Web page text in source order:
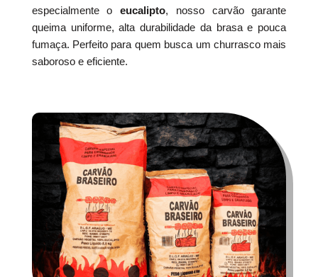
especialmente oeucalipto, nosso carvão garante
queima uniforme, alta durabilidade da brasa e pouca
fumaça. Perfeito para quem busca um churrasco mais
saboroso e eficiente.